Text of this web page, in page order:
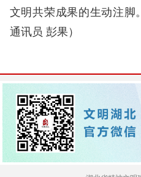
文明共荣成果的生动注脚
通讯员 彭果）